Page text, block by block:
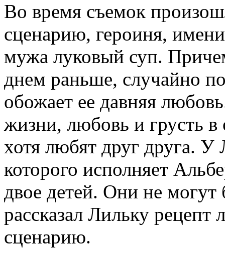
Во время съемок
сценарию, героиня,
мужа луковый суп.
днем раньше, случайно
обожает ее давняя
жизни, любовь и грусть
хотя любят друг друга.
которого исполняет
двое детей. Они не
рассказал Лильку рецепт
сценарию.